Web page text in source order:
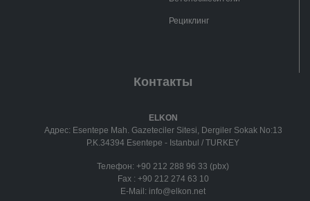
Рециклинг
Контакты
ELKON
Адрес: Esentepe Mah. Gazeteciler Sitesi, Dergiler Sokak No:13
P.K.34394 Esentepe - Istanbul / TURKEY
Телефон: +90 212 288 96 33 (pbx)
Fax : +90 212 274 63 10
E-Mail: info@elkon.net